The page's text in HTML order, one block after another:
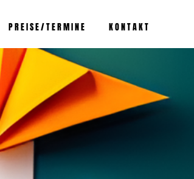
P R E I S E / T E R M I N E K O N T A K T